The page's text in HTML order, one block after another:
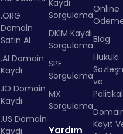
.ORG
Domain
Satın Al
.AI Domain
Kaydı
.IO Domain
Kaydı
.US Domain
Kaydı
Kaydı
Sorgulama
DKIM Kaydı
Sorgulama
SPF
Sorgulama
MX
Sorgulama
Yardım
Online
Blog
Hukuki
ve
Kayıt